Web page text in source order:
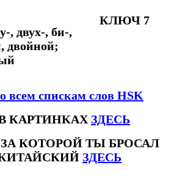
, двух-, би-,
двойной;
КЛЮЧ 7
всем спискам слов HSK
КАРТИНКАХ ЗДЕСЬ
КОТОРОЙ ТЫ БРОСАЛ
ЗДЕСЬ